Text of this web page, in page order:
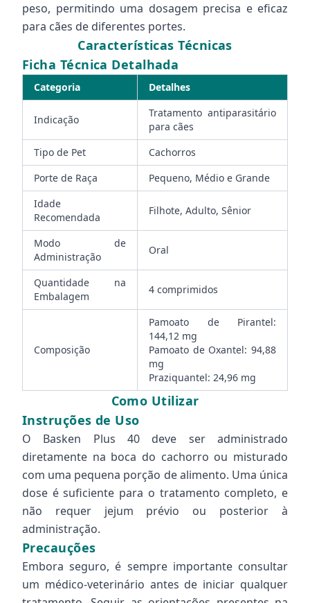
peso, permitindo uma dosagem precisa e eficaz
para cães de diferentes portes.
Características Técnicas
Ficha Técnica Detalhada
Categoria Detalhes
Indicação
Tratamento antiparasitário
para cães
Tipo de Pet
Cachorros
Porte de Raça
Pequeno, Médio e Grande
Idade
Recomendada
Filhote, Adulto, Sênior
Modo de
Administração
Oral
Quantidade na
Embalagem
4 comprimidos
Composição
Pamoato de Pirantel:
144,12 mg
Pamoato de Oxantel: 94,88
mg
Praziquantel: 24,96 mg
Como Utilizar
Instruções de Uso
O Basken Plus 40 deve ser administrado
diretamente na boca do cachorro ou misturado
com uma pequena porção de alimento. Uma única
dose é suficiente para o tratamento completo, e
não requer jejum prévio ou posterior à
administração.
Precauções
Embora seguro, é sempre importante consultar
um médico-veterinário antes de iniciar qualquer